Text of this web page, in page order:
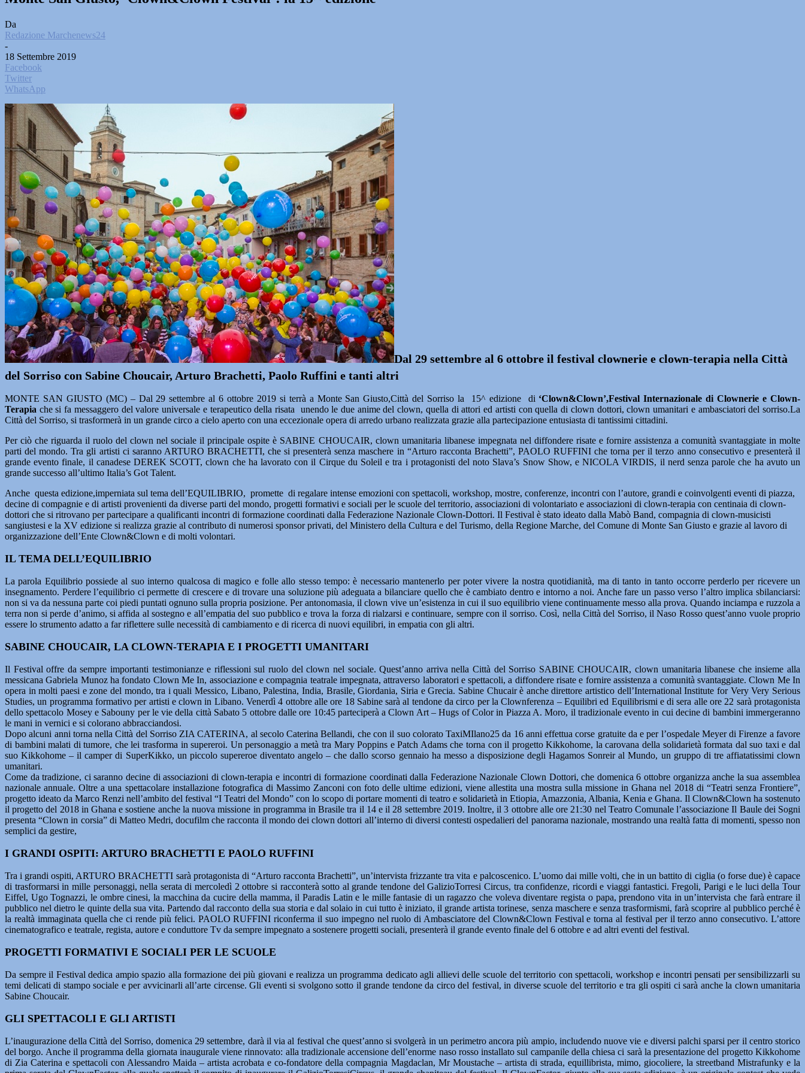
Da
Redazione Marchenews24
-
18 Settembre 2019
Facebook
Twitter
WhatsApp
Dal 29 settembre al 6 ottobre il festival clownerie e clown-terapia nella Città
del Sorriso con Sabine Choucair, Arturo Brachetti, Paolo Ruffini e tanti altri
MONTE SAN GIUSTO (MC) – Dal 29 settembre al 6 ottobre 2019 si terrà a Monte San Giusto,Città del Sorriso la 15^ edizione di ‘Clown&Clown’,Festival Internazionale di Clownerie e Clown-
Terapia che si fa messaggero del valore universale e terapeutico della risata unendo le due anime del clown, quella di attori ed artisti con quella di clown dottori, clown umanitari e ambasciatori del sorriso.La
Città del Sorriso, si trasformerà in un grande circo a cielo aperto con una eccezionale opera di arredo urbano realizzata grazie alla partecipazione entusiasta di tantissimi cittadini.
Per ciò che riguarda il ruolo del clown nel sociale il principale ospite è SABINE CHOUCAIR, clown umanitaria libanese impegnata nel diffondere risate e fornire assistenza a comunità svantaggiate in molte
parti del mondo. Tra gli artisti ci saranno ARTURO BRACHETTI, che si presenterà senza maschere in “Arturo racconta Brachetti”, PAOLO RUFFINI che torna per il terzo anno consecutivo e presenterà il
grande evento finale, il canadese DEREK SCOTT, clown che ha lavorato con il Cirque du Soleil e tra i protagonisti del noto Slava’s Snow Show, e NICOLA VIRDIS, il nerd senza parole che ha avuto un
grande successo all’ultimo Italia’s Got Talent.
Anche questa edizione,imperniata sul tema dell’EQUILIBRIO, promette di regalare intense emozioni con spettacoli, workshop, mostre, conferenze, incontri con l’autore, grandi e coinvolgenti eventi di piazza,
decine di compagnie e di artisti provenienti da diverse parti del mondo, progetti formativi e sociali per le scuole del territorio, associazioni di volontariato e associazioni di clown-terapia con centinaia di clown-
dottori che si ritrovano per partecipare a qualificanti incontri di formazione coordinati dalla Federazione Nazionale Clown-Dottori. Il Festival è stato ideato dalla Mabò Band, compagnia di clown-musicisti
sangiustesi e la XV edizione si realizza grazie al contributo di numerosi sponsor privati, del Ministero della Cultura e del Turismo, della Regione Marche, del Comune di Monte San Giusto e grazie al lavoro di
organizzazione dell’Ente Clown&Clown e di molti volontari.
IL TEMA DELL’EQUILIBRIO
La parola Equilibrio possiede al suo interno qualcosa di magico e folle allo stesso tempo: è necessario mantenerlo per poter vivere la nostra quotidianità, ma di tanto in tanto occorre perderlo per ricevere un
insegnamento. Perdere l’equilibrio ci permette di crescere e di trovare una soluzione più adeguata a bilanciare quello che è cambiato dentro e intorno a noi. Anche fare un passo verso l’altro implica sbilanciarsi:
non si va da nessuna parte coi piedi puntati ognuno sulla propria posizione. Per antonomasia, il clown vive un’esistenza in cui il suo equilibrio viene continuamente messo alla prova. Quando inciampa e ruzzola a
terra non si perde d’animo, si affida al sostegno e all’empatia del suo pubblico e trova la forza di rialzarsi e continuare, sempre con il sorriso. Così, nella Città del Sorriso, il Naso Rosso quest’anno vuole proprio
essere lo strumento adatto a far riflettere sulle necessità di cambiamento e di ricerca di nuovi equilibri, in empatia con gli altri.
SABINE CHOUCAIR, LA CLOWN-TERAPIA E I PROGETTI UMANITARI
Il Festival offre da sempre importanti testimonianze e riflessioni sul ruolo del clown nel sociale. Quest’anno arriva nella Città del Sorriso SABINE CHOUCAIR, clown umanitaria libanese che insieme alla
messicana Gabriela Munoz ha fondato Clown Me In, associazione e compagnia teatrale impegnata, attraverso laboratori e spettacoli, a diffondere risate e fornire assistenza a comunità svantaggiate. Clown Me In
opera in molti paesi e zone del mondo, tra i quali Messico, Libano, Palestina, India, Brasile, Giordania, Siria e Grecia. Sabine Chucair è anche direttore artistico dell’International Institute for Very Very Serious
Studies, un programma formativo per artisti e clown in Libano. Venerdì 4 ottobre alle ore 18 Sabine sarà al tendone da circo per la Clownferenza – Equilibri ed Equilibrismi e di sera alle ore 22 sarà protagonista
dello spettacolo Mosey e Sabouny per le vie della città Sabato 5 ottobre dalle ore 10:45 parteciperà a Clown Art – Hugs of Color in Piazza A. Moro, il tradizionale evento in cui decine di bambini immergeranno
le mani in vernici e si colorano abbracciandosi.
Dopo alcuni anni torna nella Città del Sorriso ZIA CATERINA, al secolo Caterina Bellandi, che con il suo colorato TaxiMIlano25 da 16 anni effettua corse gratuite da e per l’ospedale Meyer di Firenze a favore
di bambini malati di tumore, che lei trasforma in supereroi. Un personaggio a metà tra Mary Poppins e Patch Adams che torna con il progetto Kikkohome, la carovana della solidarietà formata dal suo taxi e dal
suo Kikkohome – il camper di SuperKikko, un piccolo supereroe diventato angelo – che dallo scorso gennaio ha messo a disposizione degli Hagamos Sonreir al Mundo, un gruppo di tre affiatatissimi clown
umanitari.
Come da tradizione, ci saranno decine di associazioni di clown-terapia e incontri di formazione coordinati dalla Federazione Nazionale Clown Dottori, che domenica 6 ottobre organizza anche la sua assemblea
nazionale annuale. Oltre a una spettacolare installazione fotografica di Massimo Zanconi con foto delle ultime edizioni, viene allestita una mostra sulla missione in Ghana nel 2018 di “Teatri senza Frontiere”,
progetto ideato da Marco Renzi nell’ambito del festival “I Teatri del Mondo” con lo scopo di portare momenti di teatro e solidarietà in Etiopia, Amazzonia, Albania, Kenia e Ghana. Il Clown&Clown ha sostenuto
il progetto del 2018 in Ghana e sostiene anche la nuova missione in programma in Brasile tra il 14 e il 28 settembre 2019. Inoltre, il 3 ottobre alle ore 21:30 nel Teatro Comunale l’associazione Il Baule dei Sogni
presenta “Clown in corsia” di Matteo Medri, docufilm che racconta il mondo dei clown dottori all’interno di diversi contesti ospedalieri del panorama nazionale, mostrando una realtà fatta di momenti, spesso non
semplici da gestire,
I GRANDI OSPITI: ARTURO BRACHETTI E PAOLO RUFFINI
Tra i grandi ospiti, ARTURO BRACHETTI sarà protagonista di “Arturo racconta Brachetti”, un’intervista frizzante tra vita e palcoscenico. L’uomo dai mille volti, che in un battito di ciglia (o forse due) è capace
di trasformarsi in mille personaggi, nella serata di mercoledì 2 ottobre si racconterà sotto al grande tendone del GalizioTorresi Circus, tra confidenze, ricordi e viaggi fantastici. Fregoli, Parigi e le luci della Tour
Eiffel, Ugo Tognazzi, le ombre cinesi, la macchina da cucire della mamma, il Paradis Latin e le mille fantasie di un ragazzo che voleva diventare regista o papa, prendono vita in un’intervista che farà entrare il
pubblico nel dietro le quinte della sua vita. Partendo dal racconto della sua storia e dal solaio in cui tutto è iniziato, il grande artista torinese, senza maschere e senza trasformismi, farà scoprire al pubblico perché è
la realtà immaginata quella che ci rende più felici. PAOLO RUFFINI riconferma il suo impegno nel ruolo di Ambasciatore del Clown&Clown Festival e torna al festival per il terzo anno consecutivo. L’attore
cinematografico e teatrale, regista, autore e conduttore Tv da sempre impegnato a sostenere progetti sociali, presenterà il grande evento finale del 6 ottobre e ad altri eventi del festival.
PROGETTI FORMATIVI E SOCIALI PER LE SCUOLE
Da sempre il Festival dedica ampio spazio alla formazione dei più giovani e realizza un programma dedicato agli allievi delle scuole del territorio con spettacoli, workshop e incontri pensati per sensibilizzarli su
temi delicati di stampo sociale e per avvicinarli all’arte circense. Gli eventi si svolgono sotto il grande tendone da circo del festival, in diverse scuole del territorio e tra gli ospiti ci sarà anche la clown umanitaria
Sabine Choucair.
GLI SPETTACOLI E GLI ARTISTI
L’inaugurazione della Città del Sorriso, domenica 29 settembre, darà il via al festival che quest’anno si svolgerà in un perimetro ancora più ampio, includendo nuove vie e diversi palchi sparsi per il centro storico
del borgo. Anche il programma della giornata inaugurale viene rinnovato: alla tradizionale accensione dell’enorme naso rosso installato sul campanile della chiesa ci sarà la presentazione del progetto Kikkohome
di Zia Caterina e spettacoli con Alessandro Maida – artista acrobata e co-fondatore della compagnia Magdaclan, Mr Moustache – artista di strada, equillibrista, mimo, giocoliere, la streetband Mistrafunky e la